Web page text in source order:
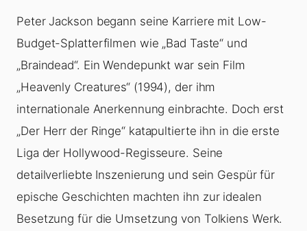
Peter Jackson begann seine Karriere mit Low-
Budget-Splatterfilmen wie „Bad Taste“ und
„Braindead“. Ein Wendepunkt war sein Film
„Heavenly Creatures“ (1994), der ihm
internationale Anerkennung einbrachte. Doch erst
„Der Herr der Ringe“ katapultierte ihn in die erste
Liga der Hollywood-Regisseure. Seine
detailverliebte Inszenierung und sein Gespür für
epische Geschichten machten ihn zur idealen
Besetzung für die Umsetzung von Tolkiens Werk.